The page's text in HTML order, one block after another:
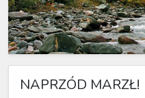
NAPRZÓD MARZŁ!